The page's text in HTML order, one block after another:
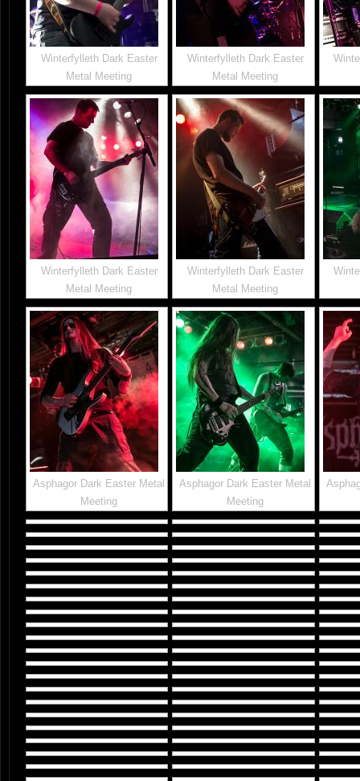
Winterfylleth Dark Easter
Metal Meeting
Winterfylleth Dark Easter
Metal Meeting
Winterfylleth Dark Easter
Metal Meeting
Winterfylleth Dark Easter
Metal Meeting
Asphagor Dark Easter Metal
Meeting
Asphagor Dark Easter Metal
Meeting